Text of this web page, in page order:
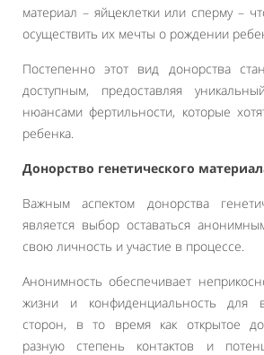
материал – яйцеклетки или сперму –
осуществить их мечты о рождении
Постепенно этот вид донорства
доступным, предоставляя
нюансами фертильности, которые
ребенка.
Донорство генетического
Важным аспектом донорства
является выбор оставаться
свою личность и участие в процессе.
Анонимность обеспечивает
жизни и конфиденциальность для
сторон, в то время как открытое
разную степень контактов и